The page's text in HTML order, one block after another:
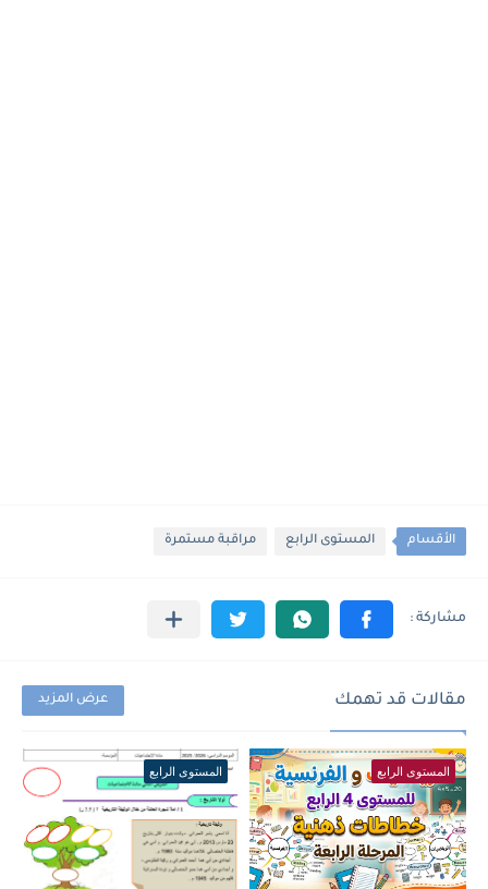
الأقسام المستوى الرابع مراقبة مستمرة
مقالات قد تهمك عرض المزيد
المستوى الرابع المستوى الرابع